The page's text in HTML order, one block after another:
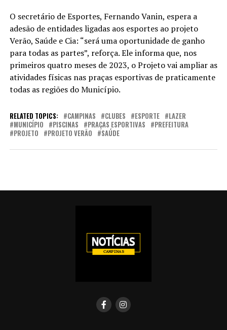
O secretário de Esportes, Fernando Vanin, espera a
adesão de entidades ligadas aos esportes ao projeto
Verão, Saúde e Cia: “será uma oportunidade de ganho
para todas as partes”, reforça. Ele informa que, nos
primeiros quatro meses de 2023, o Projeto vai ampliar as
atividades físicas nas praças esportivas de praticamente
todas as regiões do Município.
RELATED TOPICS: CAMPINAS CLUBES ESPORTE
LAZER
MUNICÍPIO
PISCINAS PRAÇAS ESPORTIVAS
PREFEITURA
PROJETO
PROJETO VERÃO SAÚDE